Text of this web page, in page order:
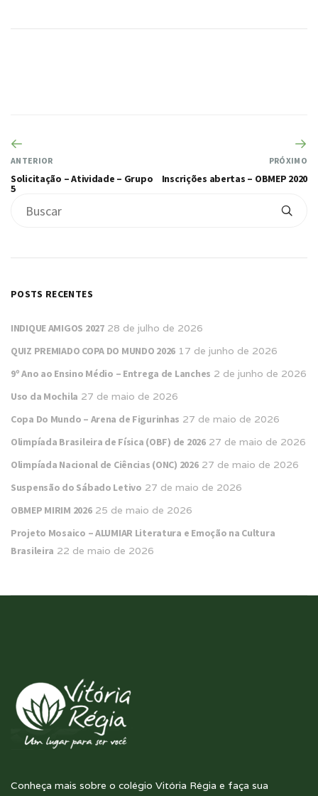
ANTERIOR
Solicitação – Atividade – Grupo
5
PRÓXIMO
Inscrições abertas – OBMEP 2020
POSTS RECENTES
INDIQUE AMIGOS 2027 28 de julho de 2026
QUIZ PREMIADO COPA DO MUNDO 2026 17 de junho de 2026
9º Ano ao Ensino Médio – Entrega de Lanches 2 de junho de 2026
Uso da Mochila 27 de maio de 2026
Copa Do Mundo – Arena de Figurinhas 27 de maio de 2026
Olimpíada Brasileira de Física (OBF) de 2026 27 de maio de 2026
Olimpíada Nacional de Ciências (ONC) 2026 27 de maio de 2026
Suspensão do Sábado Letivo 27 de maio de 2026
OBMEP MIRIM 2026 25 de maio de 2026
Projeto Mosaico – ALUMIAR Literatura e Emoção na Cultura
Brasileira 22 de maio de 2026
Conheça mais sobre o colégio Vitória Régia e faça sua